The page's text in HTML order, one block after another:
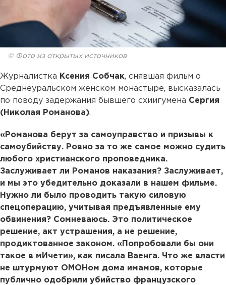
© Фото из открытых источников
Журналистка Ксения Собчак, снявшая фильм о
Среднеуральском женском монастыре, высказалась
по поводу задержания бывшего схиигумена Сергия
(Николая Романова).
«Романова берут за самоуправство и призывы к
самоубийству. Ровно за то же самое можно судить
любого христианского проповедника.
Заслуживает ли Романов наказания? Заслуживает,
и мы это убедительно доказали в нашем фильме.
Нужно ли было проводить такую силовую
спецоперацию, учитывая предъявленные ему
обвинения? Сомневаюсь. Это политическое
решение, акт устрашения, а не решение,
продиктованное законом. «Попробовали бы они
такое в мИчети», как писала Ваенга. Что же власти
не штурмуют ОМОНом дома имамов, которые
публично одобрили убийство французского